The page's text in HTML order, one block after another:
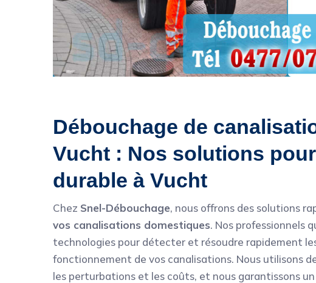
Débouchage de
Vucht : Nos solutions
durable à Vucht
Chez Snel-Débouchage, nous offrons des solutions
vos canalisations domestiques. Nos professionnels
technologies pour détecter et résoudre rapidement
fonctionnement de vos canalisations. Nous utilisons
les perturbations et les coûts, et nous garantissons